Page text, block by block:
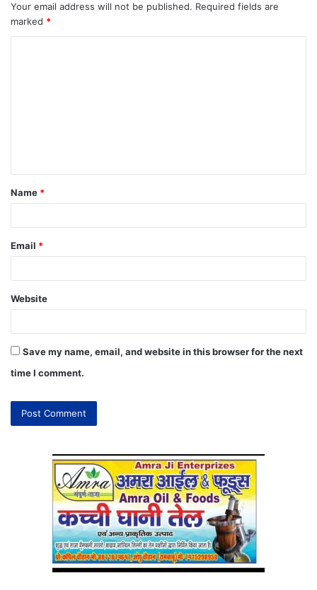
Your email address will not be published. Required fields are
marked *
Name *
Email *
Website
Save my name, email, and website in this browser for the next
time I comment.